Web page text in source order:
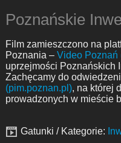
Poznańskie
Film zamieszczono na
Poznania – Video Poznań
uprzejmości Poznańskich
Zachęcamy do
(pim.poznan.pl), na której
prowadzonych w mieście
Gatunki / Kategorie: